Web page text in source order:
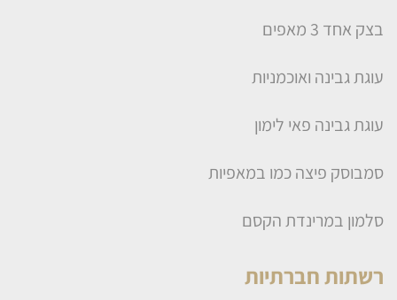
בצק אחד 3 מאפים
עוגת גבינה ואוכמניות
עוגת גבינה פאי לימון
סמבוסק פיצה כמו במאפיות
סלמון במרינדת הקסם
רשתות חברתיות